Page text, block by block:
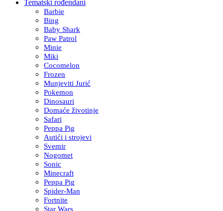
Tematski rođendani
Barbie
Bing
Baby Shark
Paw Patrol
Minie
Miki
Cocomelon
Frozen
Munjeviti Jurić
Pokemon
Dinosauri
Domaće životinje
Safari
Peppa Pig
Autići i strojevi
Svemir
Nogomet
Sonic
Minecraft
Peppa Pig
Spider-Man
Fortnite
Star Wars